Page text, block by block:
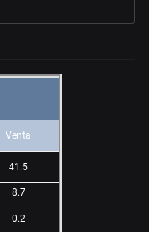
Venta
41.5
8.7
0.2